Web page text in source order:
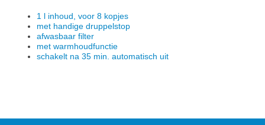
1 l inhoud, voor 8 kopjes
met handige druppelstop
afwasbaar filter
met warmhoudfunctie
schakelt na 35 min. automatisch uit